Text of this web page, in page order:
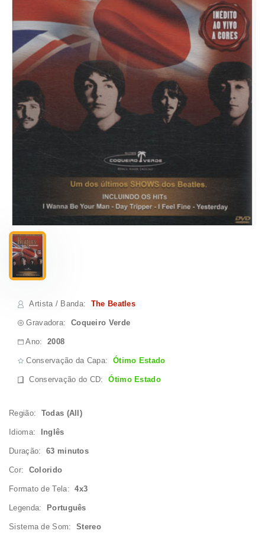
Artista / Banda: The Beatles
Gravadora: Coqueiro Verde
Ano:2008
Conservação da Capa: Ótimo Estado
Conservação do CD:Ótimo Estado
Região: Todas (All)
Idioma: Inglês
Duração: 63 minutos
Cor: Colorido
Formato de Tela:4x3
Legenda: Português
Sistema de Som:Stereo